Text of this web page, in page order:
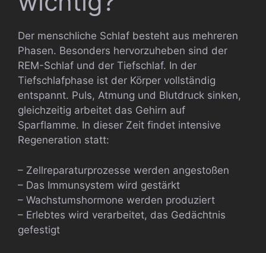
Der menschliche Schlaf besteht aus mehreren
Phasen. Besonders hervorzuheben sind der
REM-Schlaf und der Tiefschlaf. In der
Tiefschlafphase ist der Körper vollständig
entspannt. Puls, Atmung und Blutdruck sinken,
gleichzeitig arbeitet das Gehirn auf
Sparflamme. In dieser Zeit findet intensive
Regeneration statt:
– Zellreparaturprozesse werden angestoßen
– Das Immunsystem wird gestärkt
– Wachstumshormone werden produziert
– Erlebtes wird verarbeitet, das Gedächtnis
gefestigt